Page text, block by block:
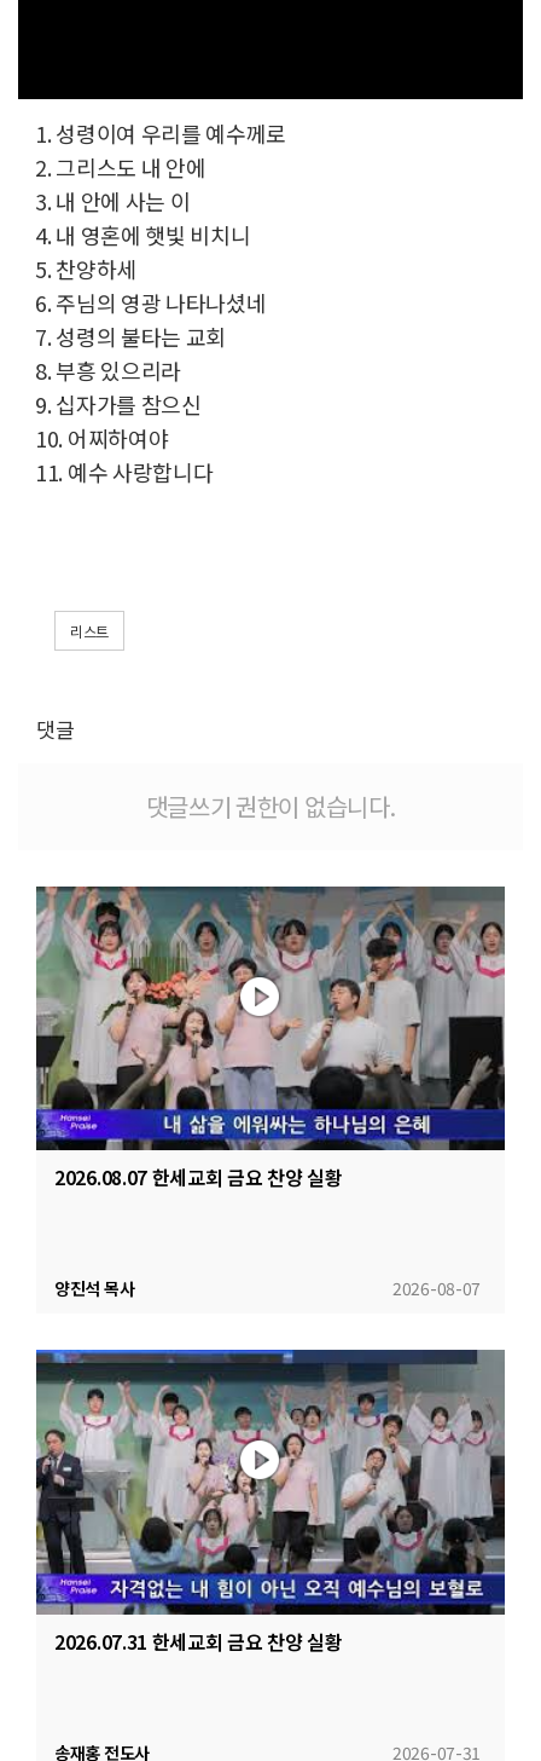
1. 성령이여 우리를 예수께로
2. 그리스도 내 안에
3. 내 안에 사는 이
4. 내 영혼에 햇빛 비치니
5. 찬양하세
6. 주님의 영광 나타나셨네
7. 성령의 불타는 교회
8. 부흥 있으리라
9. 십자가를 참으신
10. 어찌하여야
11. 예수 사랑합니다
리스트
댓글
댓글쓰기 권한이 없습니다.
2026.08.07 한세교회 금요 찬양 실황
2026-08-07
양진석 목사
2026.07.31 한세교회 금요 찬양 실황
2026-07-31
송재홍 전도사